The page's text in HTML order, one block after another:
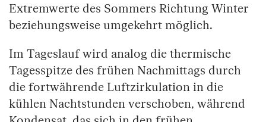
Extremwerte des Sommers Richtung Winter
beziehungsweise umgekehrt möglich.
Im Tageslauf wird analog die thermische
Tagesspitze des frühen Nachmittags durch
die fortwährende Luftzirkulation in die
kühlen Nachtstunden verschoben, während